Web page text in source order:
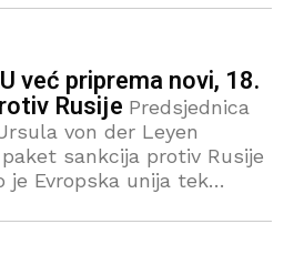
čemu bi se koristila
međunarodnoj pomoći,
već priprema novi, 18.
Rusije Predsjednica
von der Leyen
sankcija protiv Rusije
je Evropska unija tek